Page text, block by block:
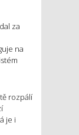
za
na
rozpálí
je i